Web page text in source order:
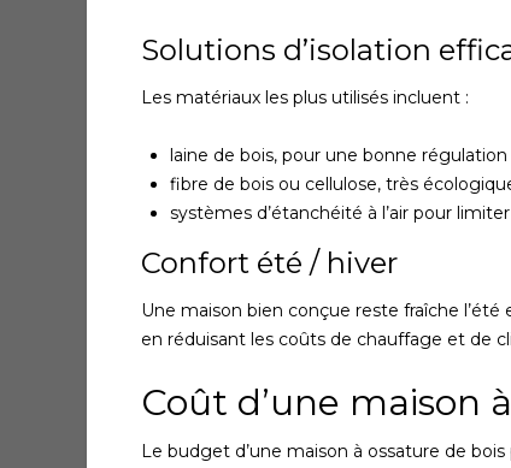
Solutions d’isolation
Les matériaux les plus utilisés incluent :
laine de bois, pour une bonne
fibre de bois ou cellulose, très
systèmes d’étanchéité à l’air pour
Confort été / hiver
Une maison bien conçue reste fraîche
en réduisant les coûts de chauffage et de
Coût d’une maison
Le budget d’une maison à ossature de